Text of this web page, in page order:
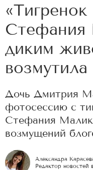
«Тигренок
Стефания
диким
Дочь Дмитрия
фотосессию с
Стефания
возмущений
Александра
Редактор новостей